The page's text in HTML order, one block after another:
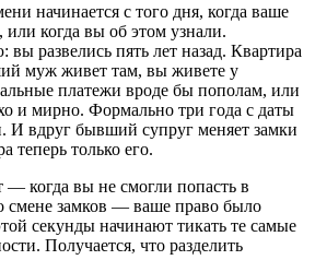
начинается с того дня, когда ваше
когда вы об этом узнали.
вы развелись пять лет назад. Квартира
муж живет там, вы живете у
платежи вроде бы пополам, или
и мирно. Формально три года с даты
И вдруг бывший супруг меняет замки
теперь только его.
когда вы не смогли попасть в
смене замков — ваше право было
секунды начинают тикать те самые
Получается, что разделить